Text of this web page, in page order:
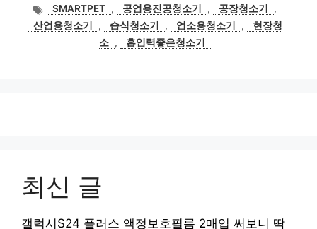
태
그
SMARTPET , 공업용진공청소기 , 공장청소기
,
산업용청소기
, 습식청소기 , 업소용청소기 ,
현장청
소 , 흡입력좋은청소기
최신 글
갤럭시S24 플러스 액정보호필름 2매입 써보니 딱